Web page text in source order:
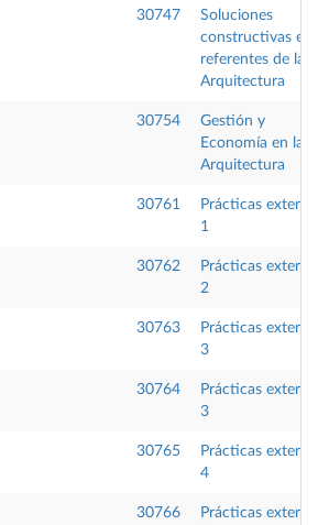
30747
Soluciones
constructivas en
referentes de la
Arquitectura
30754
Gestión y
Economía en la
Arquitectura
30761
Prácticas
1
30762
Prácticas
2
30763
Prácticas
3
30764
Prácticas
3
30765
Prácticas
4
30766
Prácticas